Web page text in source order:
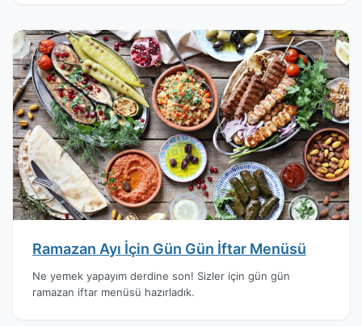
Ramazan Ayı İçin Gün Gün İftar Menüsü
Ne yemek yapayım derdine son! Sizler için gün gün
ramazan iftar menüsü hazırladık.